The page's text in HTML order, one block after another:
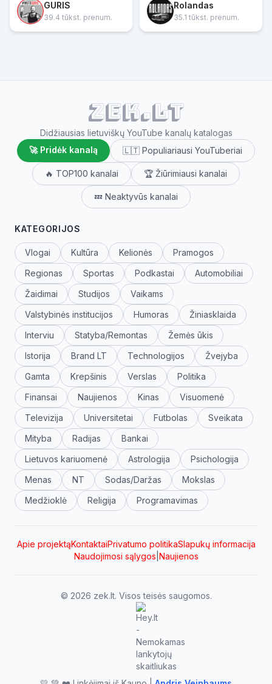
GURIS
39.4 tūkst. prenum.
Rolandas
35.1 tūkst. prenum.
ZEK.lt
Didžiausias lietuviškų YouTube kanalų katalogas
🚀 Pridėk kanalą
🇱🇹 Populiariausi YouTuberiai
🔥 TOP100 kanalai 🏆 Žiūrimiausi kanalai
💤 Neaktyvūs kanalai
KATEGORIJOS
Vlogai Kultūra Kelionės
Pramogos
Regionas
Sportas Podkastai
Automobiliai
Žaidimai
Studijos
Vaikams
Valstybinės institucijos
Humoras
Žiniasklaida
Interviu
Statyba/Remontas
Žemės ūkis
Istorija
Brand LT Technologijos
Žvejyba
Gamta
Krepšinis Verslas
Politika
Finansai
Naujienos Kinas
Visuomenė
Televizija
Universitetai Futbolas
Sveikata
Mityba
Radijas
Bankai
Lietuvos kariuomenė
Astrologija
Psichologija
Menas
NT Sodas/Daržas
Mokslas
Medžioklė
Religija Programavimas
Apie projektąKontaktaiPrivatumo politikaSlapukų informacija
Naudojimosi sąlygos Naujienos
© 2026 zek.lt. Visos teisės saugomos.